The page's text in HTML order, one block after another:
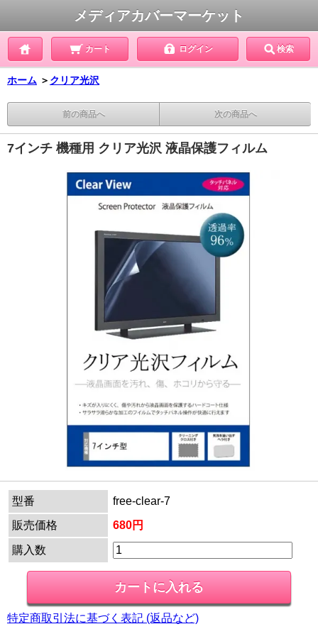
メディアカバーマーケット
カート ログイン 検索
ホーム ＞ クリア光沢
前の商品へ 次の商品へ
7インチ 機種用 クリア光沢 液晶保護フィルム
型番
free-clear-7
販売価格
680円
購入数
特定商取引法に基づく表記 (返品など)